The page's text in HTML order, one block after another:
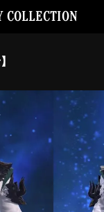
COLLECTION